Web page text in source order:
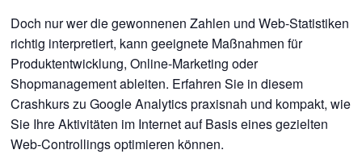
Doch nur wer die gewonnenen Zahlen und Web-Statistiken
richtig interpretiert, kann geeignete Maßnahmen für
Produktentwicklung, Online-Marketing oder
Shopmanagement ableiten. Erfahren Sie in diesem
Crashkurs zu Google Analytics praxisnah und kompakt, wie
Sie Ihre Aktivitäten im Internet auf Basis eines gezielten
Web-Controllings optimieren können.